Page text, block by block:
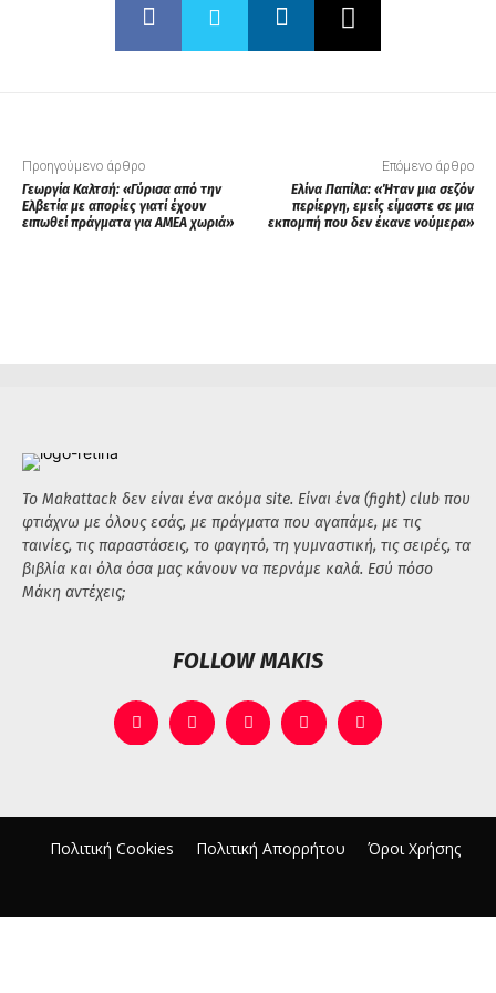
Προηγούμενο άρθρο
Γεωργία Καλτσή: «Γύρισα από την
Ελβετία με απορίες γιατί έχουν
ειπωθεί πράγματα για ΑΜΕΑ χωριά»
Επόμενο άρθρο
Ελίνα Παπίλα: «Ήταν μια σεζόν
περίεργη, εμείς είμαστε σε μια
εκπομπή που δεν έκανε νούμερα»
Το Makattack δεν είναι ένα ακόμα site. Είναι ένα (fight) club που
φτιάχνω με όλους εσάς, με πράγματα που αγαπάμε, με τις
ταινίες, τις παραστάσεις, το φαγητό, τη γυμναστική, τις σειρές, τα
βιβλία και όλα όσα μας κάνουν να περνάμε καλά. Εσύ πόσο
Μάκη αντέχεις;
FOLLOW MAKIS
Πολιτική Cookies Πολιτική Απορρήτου Όροι Χρήσης